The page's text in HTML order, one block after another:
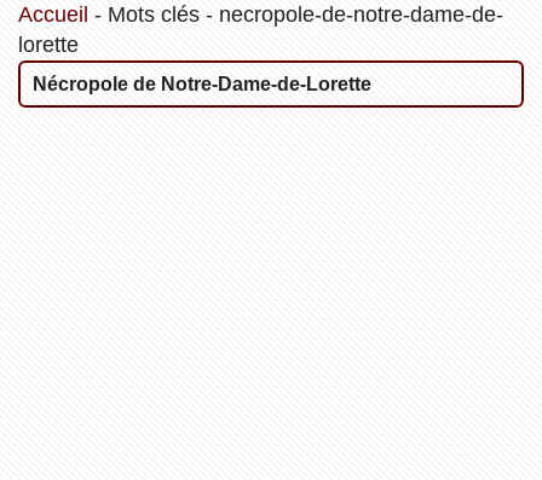
Accueil - Mots clés- necropole-de-notre-dame-de-
lorette
Nécropole de Notre-Dame-de-Lorette